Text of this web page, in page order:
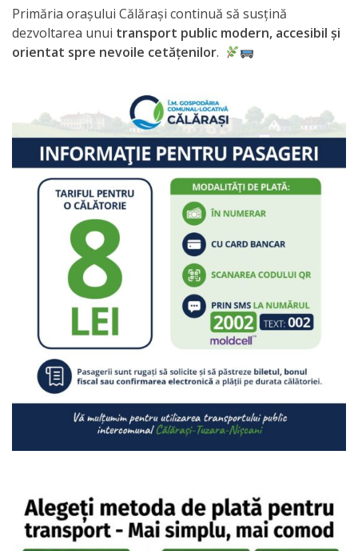
de
Colectare
Impozitelor
şi
Taxelor
Locale
Serviciul
Juridic
Serviciul
Reglementarea
Regimului
Funciar
Serviciul
cu
Publicul
Primăria orașului Călărași continuă să susțină
dezvoltarea unui transport public modern, accesibil și
orientat spre nevoile cetățenilor.